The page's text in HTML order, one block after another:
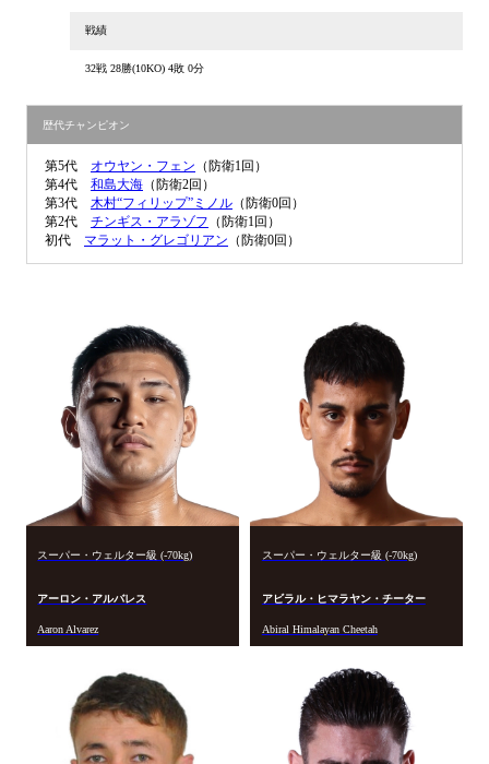
戦績
32戦 28勝(10KO) 4敗 0分
歴代チャンピオン
第5代 オウヤン・フェン （防衛1回）
第4代 和島大海 （防衛2回）
第3代 木村“フィリップ”ミノル （防衛0回）
第2代 チンギス・アラゾフ （防衛1回）
初代 マラット・グレゴリアン （防衛0回）
スーパー・ウェルター級 (-70kg)
アーロン・アルバレス
Aaron Alvarez
スーパー・ウェルター級 (-70kg)
アビラル・ヒマラヤン・チーター
Abiral Himalayan Cheetah